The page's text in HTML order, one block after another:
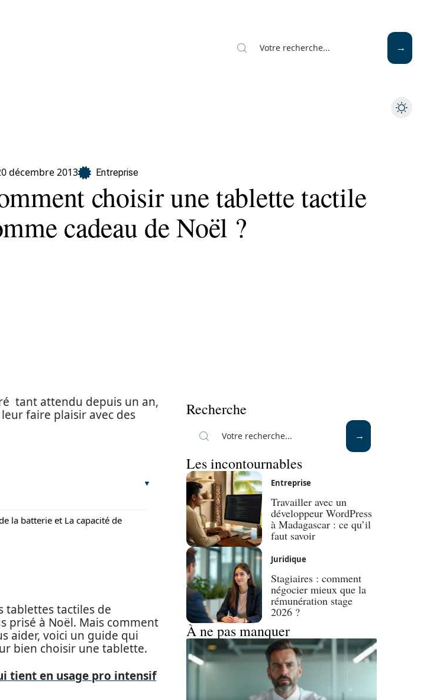
décembre 2013 Entreprise
choisir une tablette tactile
cadeau de Noël ?
tant attendu depuis un an,
faire plaisir avec des
la batterie et La capacité de
tablettes tactiles de
prisé à Noël. Mais comment
aider, voici un guide qui
bien choisir une tablette.
tient en usage pro intensif
Recherche
Les incontournables
Entreprise
Travailler avec un
développeur WordPress
à Madagascar : ce qu’il
faut savoir
Juridique
Stagiaires : comment
négocier mieux que la
rémunération stage
2026 ?
À ne pas manquer